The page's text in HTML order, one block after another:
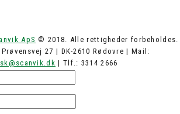
ApS © 2018. Alle rettigheder forbeholdes.
27 | DK-2610 Rødovre | Mail:
| Tlf.: 3314 2666